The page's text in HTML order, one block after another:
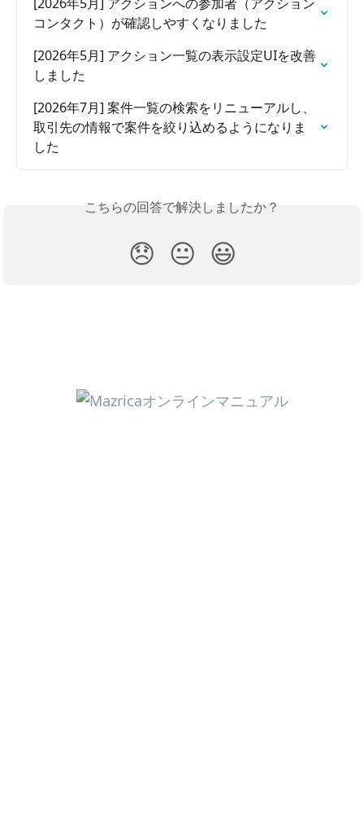
コンタクト）が確認しやすくなりました
[2026年5月] アクション一覧の表示設定UIを改善
しました
[2026年7月] 案件一覧の検索をリニューアルし、
取引先の情報で案件を絞り込めるようになりま
した
こちらの回答で解決しましたか？
😞 😐 😃